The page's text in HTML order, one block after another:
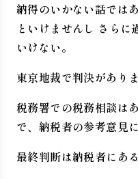
納得のいかない話では
といけませんし さらに
いけない。
東京地裁で判決がありま
税務署での税務相談は
で、納税者の参考意見
最終判断は納税者にあ